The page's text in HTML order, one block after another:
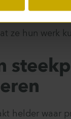
dat de kliniek
ze hun werk
helder waar